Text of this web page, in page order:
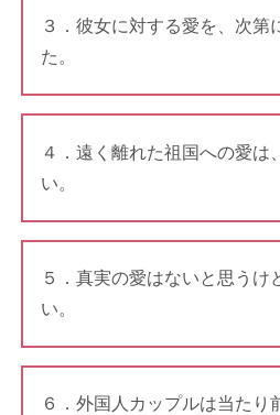
３．彼女に対する愛を、次第
た。
４．遠く離れた祖国への愛は
い。
５．真実の愛はないと思うけ
い。
６．外国人カップルは当たり